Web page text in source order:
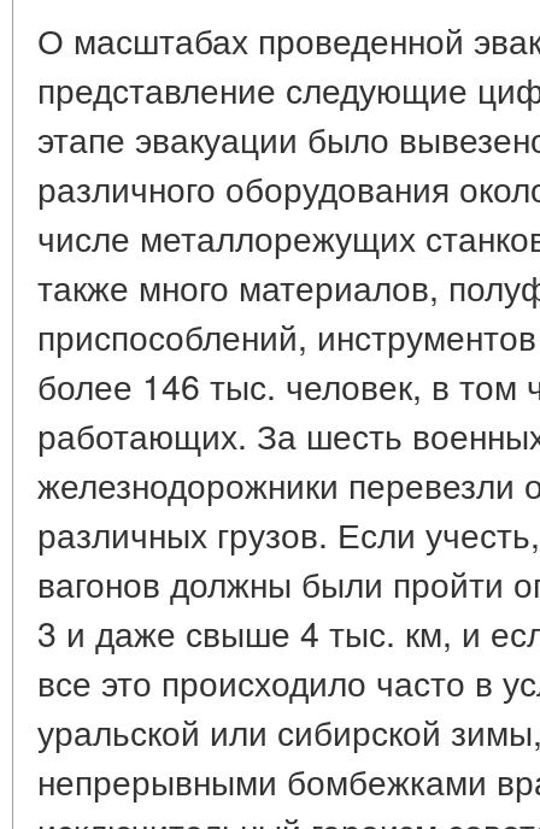
О масштабах проведенной
представление следующие
этапе эвакуации было
различного оборудования
числе металлорежущих
также много материалов,
приспособлений,
более 146 тыс. человек, в
работающих. За шесть
железнодорожники перевезли
различных грузов. Если
вагонов должны были пройти
3 и даже свыше 4 тыс. км, и
все это происходило часто в
уральской или сибирской
непрерывными бомбежками